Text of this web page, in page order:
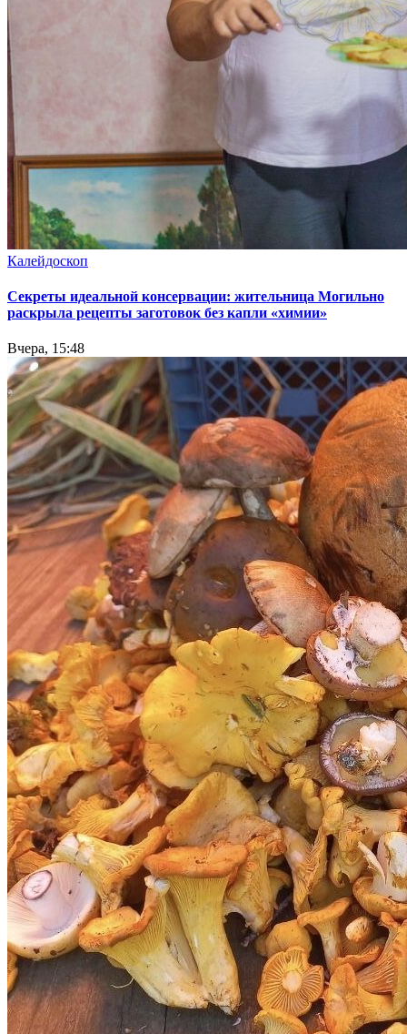
Калейдоскоп
Секреты идеальной консервации: жительница Могильно
раскрыла рецепты заготовок без капли «химии»
Вчера, 15:48